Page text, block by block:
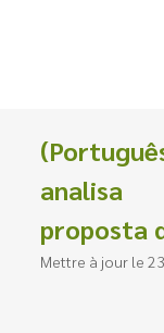
Chercher
analisa
proposta
Mettre à jour le